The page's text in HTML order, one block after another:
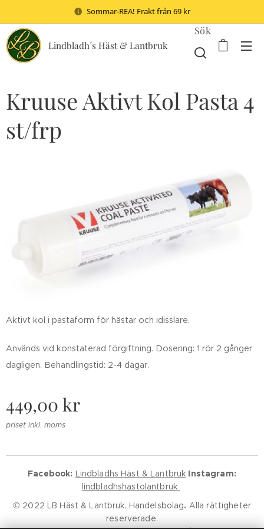
Sommar-REA! Frakt från 69 kr
Lindbladh´s Häst & Lantbruk
Sök
Kruuse Aktivt Kol Pasta 4
st/frp
Aktivt kol i pastaform för hästar och idisslare.
Används vid konstaterad förgiftning. Dosering: 1 rör 2 gånger
dagligen. Behandlingstid: 2-4 dagar.
449,00 kr
priset inkl. moms
Facebook: Lindbladhs Häst & Lantbruk Instagram:
lindbladhshastolantbruk
© 2022 LB Häst & Lantbruk, Handelsbolag. Alla rättigheter
reserverade.